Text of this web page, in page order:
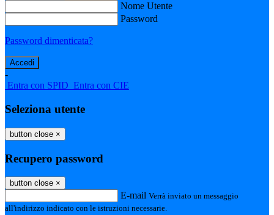
Nome Utente
Password
Password dimenticata?
-
Entra con SPID Entra con CIE
Seleziona utente
button close ×
Recupero password
button close ×
E-mail Verrà inviato un messaggio
all'indirizzo indicato con le istruzioni necessarie.